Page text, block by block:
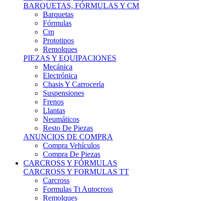
BARQUETAS, FÓRMULAS Y CM
Barquetas
Fórmulas
Cm
Prototipos
Remolques
PIEZAS Y EQUIPACIONES
Mecánica
Electrónica
Chasis Y Carrocería
Suspensiones
Frenos
Llantas
Neumáticos
Resto De Piezas
ANUNCIOS DE COMPRA
Compra Vehículos
Compra De Piezas
CARCROSS Y FÓRMULAS
CARCROSS Y FORMULAS TT
Carcross
Formulas Tt Autocross
Remolques